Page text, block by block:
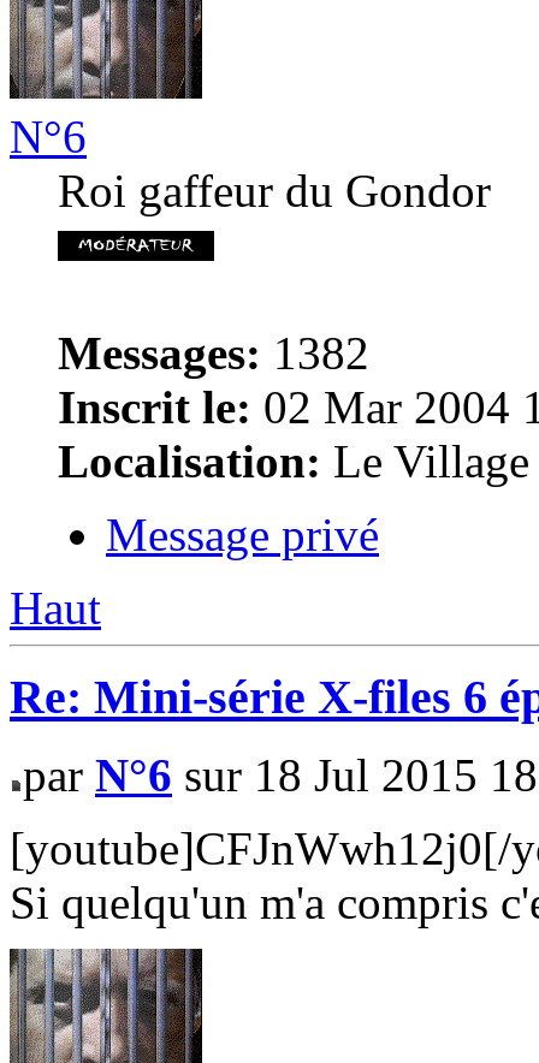
N°6
Roi gaffeur du Gondor
Messages: 1382
Inscrit le: 02 Mar 2004
Localisation: Le Village
Message privé
Haut
Re: Mini-série X-files 6
par N°6 sur 18 Jul 2015
[youtube]CFJnWwh12j0[/
Si quelqu'un m'a compris